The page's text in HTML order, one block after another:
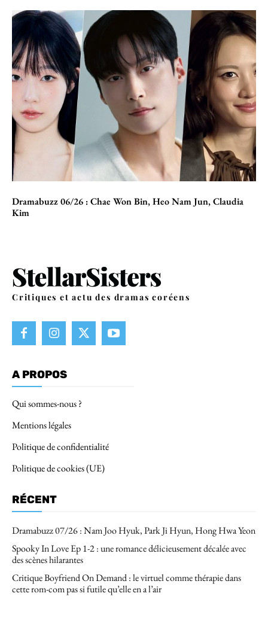
Dramabuzz 06/26 : Chae Won Bin, Heo Nam Jun, Claudia
Kim
Critiques et actu des dramas coréens
A PROPOS
Qui sommes-nous ?
Mentions légales
Politique de confidentialité
Politique de cookies (UE)
RÉCENT
Dramabuzz 07/26 : Nam Joo Hyuk, Park Ji Hyun, Hong Hwa Yeon
Spooky In Love Ep 1-2 : une romance délicieusement décalée avec
des scènes hilarantes
Critique Boyfriend On Demand : le virtuel comme thérapie dans
cette rom-com pas si futile qu’elle en a l’air